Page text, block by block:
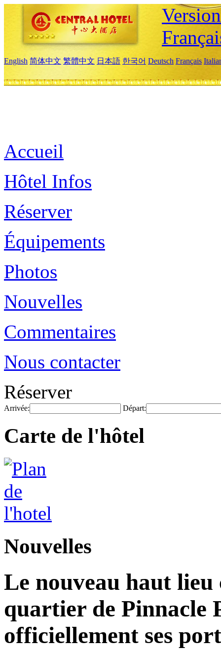
English 简体中文 繁體中文 日本語 한국어 Deutsch Français
Accueil
Hôtel Infos
Réserver
Équipements
Photos
Nouvelles
Commentaires
Nous contacter
Réserver
Arrivée: Départ:
Carte de l'hôtel
Nouvelles
Le nouveau haut
quartier de Pinnacle
officiellement ses